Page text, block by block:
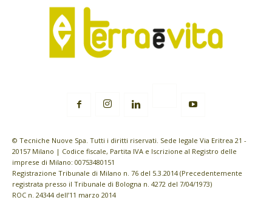
© Tecniche Nuove Spa. Tutti i diritti riservati. Sede legale Via Eritrea 21 -
20157 Milano | Codice fiscale, Partita IVA e Iscrizione al Registro delle
imprese di Milano: 00753480151
Registrazione Tribunale di Milano n. 76 del 5.3.2014 (Precedentemente
registrata presso il Tribunale di Bologna n. 4272 del 7/04/1973)
ROC n. 24344 dell’11 marzo 2014